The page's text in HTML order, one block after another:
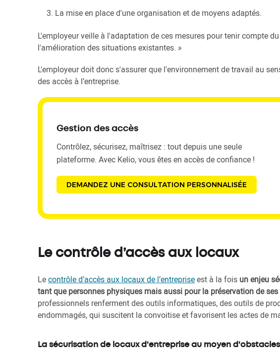
La mise en place d'une organisation et de moyens adaptés.
L'employeur veille à l'adaptation de ces mesures pour tenir compte
l'amélioration des situations existantes. »
L'employeur doit donc s'assurer que l'environnement de travail au
des accès à l’entreprise.
Gestion des accès
Contrôlez, sécurisez, maîtrisez : tout depuis une seule
plateforme. Avec Kelio, vous êtes en accès de confiance !
DEMANDEZ UNE CONSULTATION PERSONNALISÉE
Le contrôle d’accès aux locaux
Lecontrôle d’accès aux locaux de l’entrepriseest à la fois un enjeu
tant que personnes physiques mais aussi pour la préservation de
professionnels renferment des outils informatiques, des outils de
endommagés, qui suscitent la convoitise et favorisent les actes de
La sécurisation de locaux d'entreprise au moyen